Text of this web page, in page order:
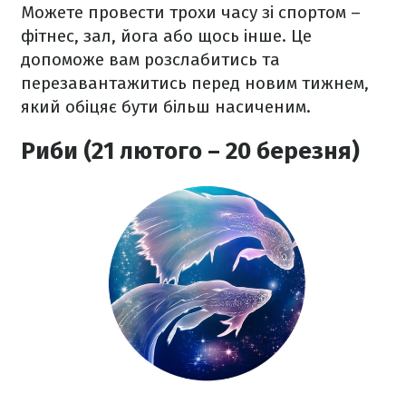
Можете провести трохи часу зі спортом –
фітнес, зал, йога або щось інше. Це
допоможе вам розслабитись та
перезавантажитись перед новим тижнем,
який обіцяє бути більш насиченим.
Риби (21 лютого – 20 березня)